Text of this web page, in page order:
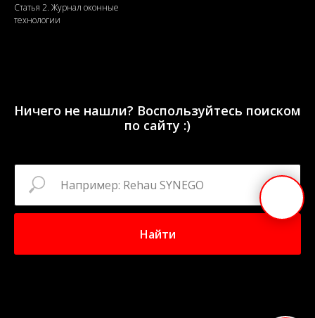
Статья 2. Журнал оконные
технологии
Ничего не нашли? Воспользуйтесь поиском
по сайту :)
Найти